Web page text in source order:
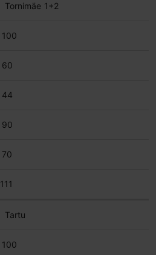
Tornimäe 1+2
100
60
44
90
70
111
Tartu
100